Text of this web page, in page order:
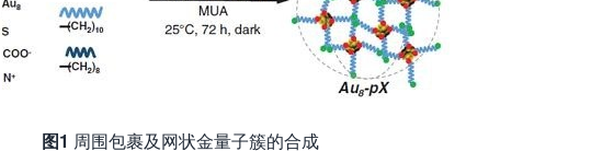
图1 周围包裹及网状金量子簇的合成